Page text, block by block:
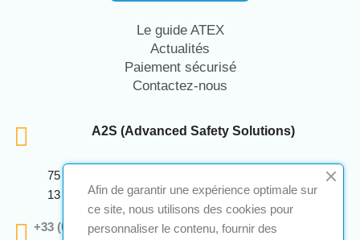
Le guide ATEX
Actualités
Paiement sécurisé
Contactez-nous
A2S (Advanced Safety Solutions)
75 Avenue Marcellin Berthelot Anthelios Bâtiment E
13 290 Aix En Provence
+33 (0)4 12 28 00 69
Afin de garantir une expérience optimale sur
ce site, nous utilisons des cookies pour
personnaliser le contenu, fournir des